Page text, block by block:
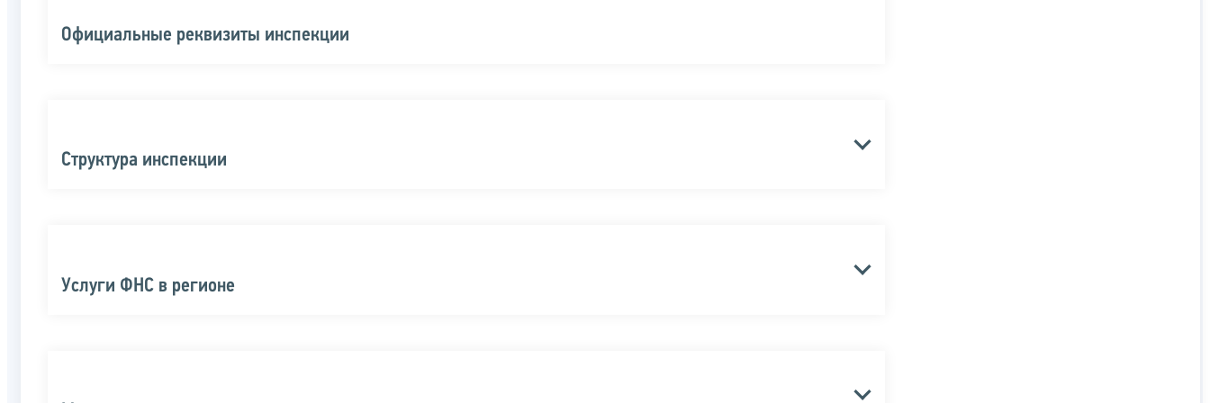
Официальные реквизиты инспекции
Структура инспекции
Услуги ФНС в регионе